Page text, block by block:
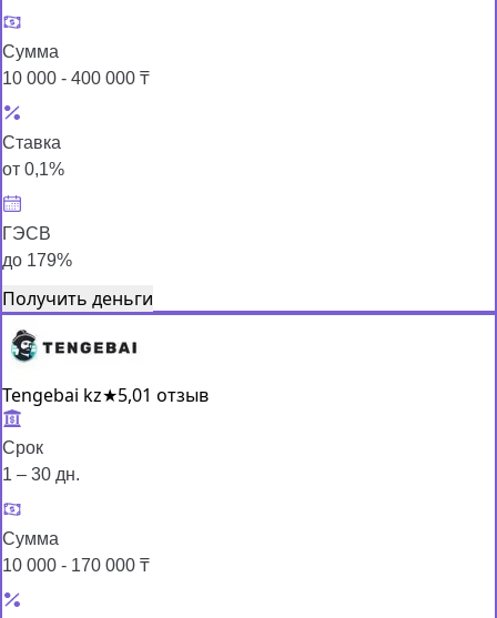
Сумма
10 000 - 400 000 ₸
Ставка
от 0,1%
ГЭСВ
до 179%
Получить деньги
Tengebai kz★5,01 отзыв
Срок
1 – 30 дн.
Сумма
10 000 - 170 000 ₸